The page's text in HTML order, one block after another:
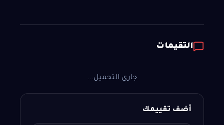
التقيمات
جاري التحميل...
أضف تقييمك